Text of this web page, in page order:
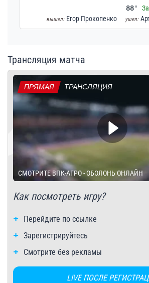
88'
вышел: Егор Прокопенко ушел:
Трансляция матча
ПРЯМАЯ ТРАНСЛЯЦИЯ
СМОТРИТЕ ВПК-АГРО - ОБОЛОНЬ ОНЛАЙН
Как посмотреть игру?
Перейдите по ссылке
Зарегистрируйтесь
Смотрите без рекламы
LIVE ПОСЛЕ